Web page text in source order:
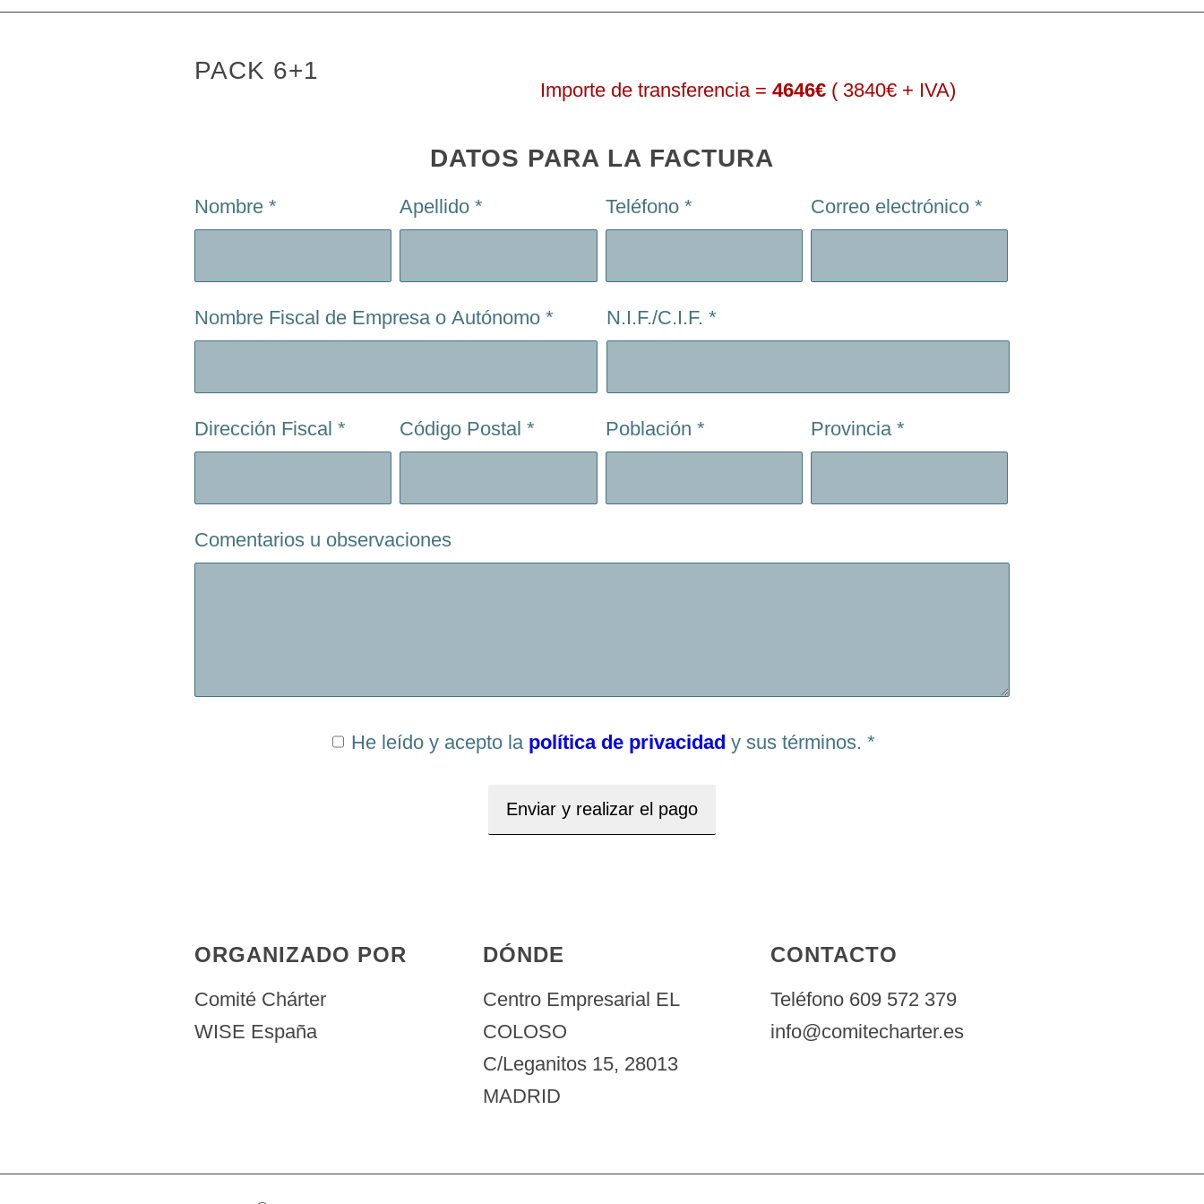
PACK 6+1
Importe de transferencia = 4646€( 3840€ + IVA)
DATOS PARA LA FACTURA
Nombre * Apellido* Teléfono * Correo electrónico *
Nombre Fiscal de Empresa o Autónomo * N.I.F./C.I.F. *
Dirección Fiscal * Código Postal* Población * Provincia *
Comentarios u observaciones
He leído y acepto la política de privacidad y sus términos. *
ORGANIZADO POR
Comité Chárter
WISE España
DÓNDE
Centro Empresarial EL
COLOSO
C/Leganitos 15, 28013
MADRID
CONTACTO
Teléfono 609 572 379
info@comitecharter.es